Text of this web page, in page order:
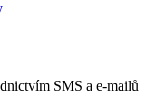
SMS a e-mailů